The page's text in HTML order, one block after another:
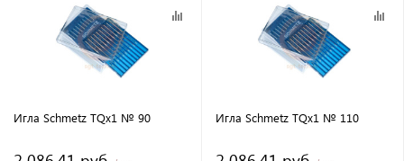
Игла Schmetz TQx1 № 90 Игла Schmetz TQx1 № 110